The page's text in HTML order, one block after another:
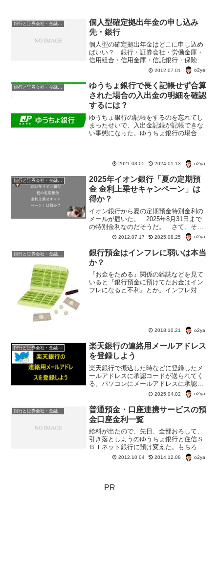
銀行と証券会社・金融商品
個人型確定拠出年金の申し込み
先・銀行
個人型の確定拠出年金はどこに申し込め
ばいい？ 銀行・証券会社・労働金庫・
信用組合・信用金庫・信託銀行・保険会
社・その他。 で、今回は、個人型の確
定拠出年金を申し込むことができる銀行
一覧。個人型の確定拠出年金を申し込む
ことができる銀行一覧 銀...
2012.07.01 o2ya
ゆうちょ銀行で長く記帳せず合算
された場合の入出金の明細を確認
するには？
ゆうちょ銀行の記帳をするのを忘れてし
まったせいで、入出金記録が記帳できな
い事態になった。ゆうちょ銀行の場合、
容、何とか確認したい。
2021.03.05 2024.01.13 o2ya
銀行と証券会社・金融商品
2025年イオン銀行「夏の定期預
金 金利上乗せキャンペーン」は
得か？
イオン銀行から夏の定期預金特別金利の
メールが届いた。 2025年8月31日まで
の特別金利なのだそうだ。 さて、その
内容は？ 本当によそと比べて得なのか
どうなのか？イオン銀行の「夏の定期預
金 金利上乗せキャンペーン」は得か？
o2ya イオン銀...
2012.07.17 2025.08.25 o2ya
銀行預金はインフレに弱いは本当
か？
『お金をためる』関係の雑誌などを見て
いると『銀行預金に預けてたお金はイン
フレになると不利』とか。インフレ対策
2018.10.21 o2ya
楽天銀行の連絡用メールアドレス
を登録しよう
楽天銀行で振込した時などに登録したメ
ールアドレスに承認コードが送られてく
る。パソコンにメールアドレスに承認コ
ードが送られてくると、コピー＆ペース
トで貼り付けるだけで済む。できれば、
複数のメールアドレスを登録しておいた
方が良いと思う。
2025.04.02 o2ya
普通預金・口座連携サービスの預
金口座金利一覧
給料が出たので、先日、全部おろして、
引き落としようのゆうちょ銀行と住信Ｓ
ＢＩネット銀行に預け変えた。もちろ
ん、このままにしておくことは考えてい
ないんだけど、仕事の都合とかで、ま
2012.10.04 2014.12.08 o2ya
PR